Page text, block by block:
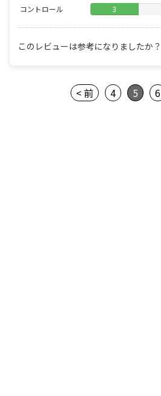
コントロール 3
このレビューは参考になりましたか？
< 前 4 5 6